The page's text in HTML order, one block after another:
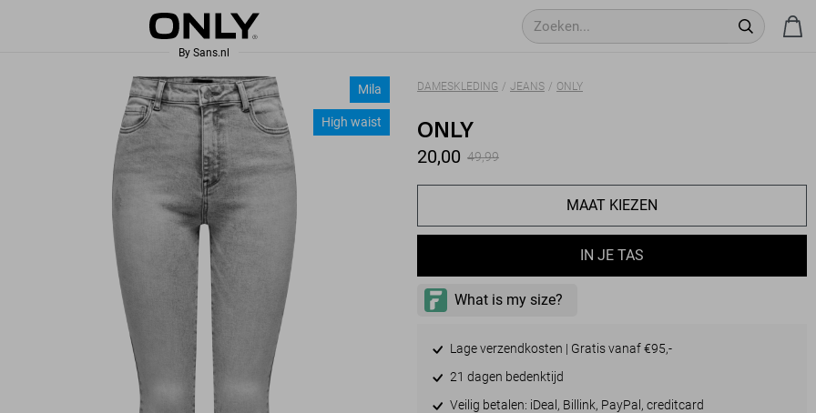
Mila
High waist
DAMESKLEDING JEANS ONLY
ONLY
20,00 49,99
MAAT KIEZEN
IN JE TAS
Lage verzendkosten | Gratis vanaf €95,-
21 dagen bedenktijd
Veilig betalen: iDeal, Billink, PayPal, creditcard